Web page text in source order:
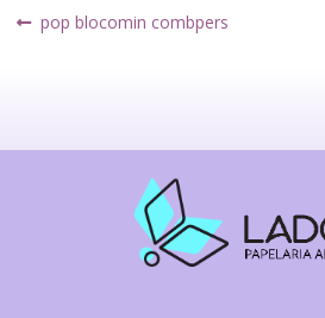
Navegação
Post
pop blocomin combpers